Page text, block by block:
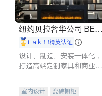
纽约贝拉奢华公司 BELL
A LUXE
iTalkBB精英认证
设计、制造、安装一体化，
打造高端定制家具和商业空
室内设计
瓷砖橱柜